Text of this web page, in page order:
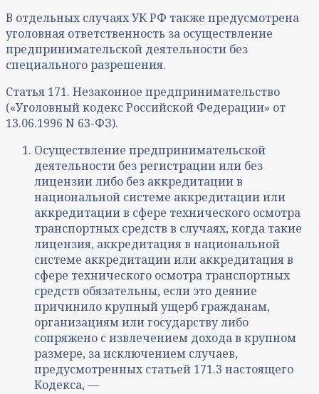
В отдельных случаях УК РФ также предусмотрена
уголовная ответственность за осуществление
предпринимательской деятельности без
специального разрешения.
Статья 171. Незаконное предпринимательство
(«Уголовный кодекс Российской Федерации» от
13.06.1996 N 63-ФЗ).
Осуществление предпринимательской
деятельности без регистрации или без
лицензии либо без аккредитации в
национальной системе аккредитации или
аккредитации в сфере технического осмотра
транспортных средств в случаях, когда такие
лицензия, аккредитация в национальной
системе аккредитации или аккредитация в
сфере технического осмотра транспортных
средств обязательны, если это деяние
причинило крупный ущерб гражданам,
организациям или государству либо
сопряжено с извлечением дохода в крупном
размере, за исключением случаев,
предусмотренных статьей 171.3 настоящего
Кодекса, —